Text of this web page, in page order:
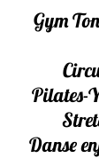
Gym
Pilates-
Danse